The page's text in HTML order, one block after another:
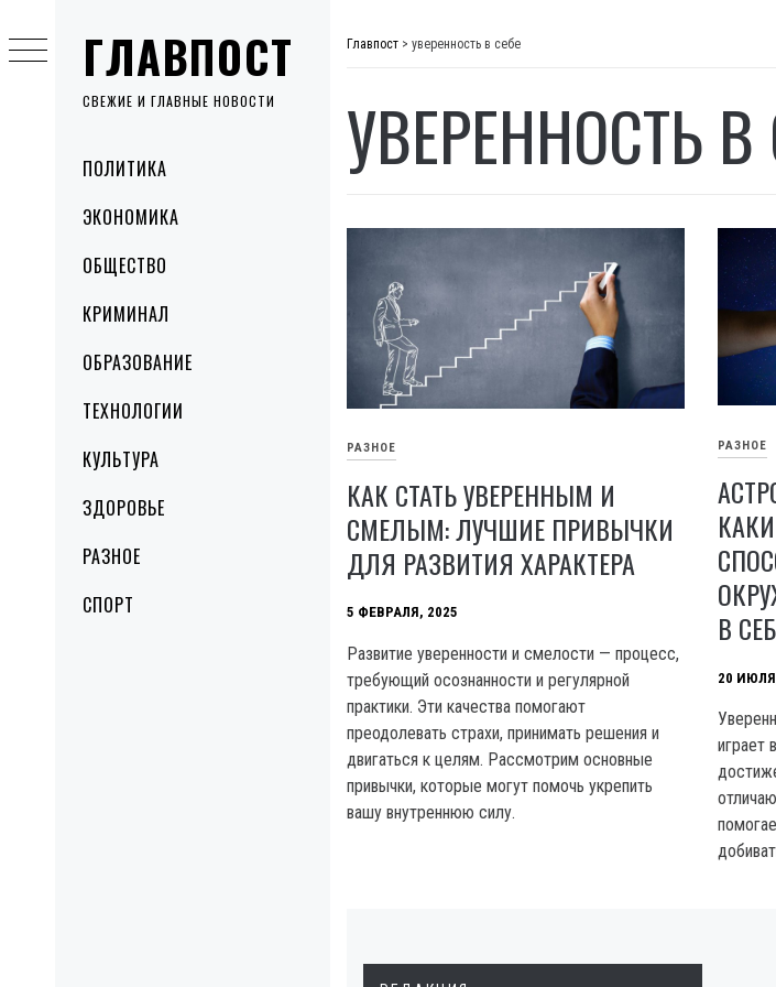
ГЛАВПОСТ
СВЕЖИЕ И ГЛАВНЫЕ НОВОСТИ
MenuПОЛИТИКА
ЭКОНОМИКА
ОБЩЕСТВО
КРИМИНАЛ
ОБРАЗОВАНИЕ
ТЕХНОЛОГИИ
КУЛЬТУРА
ЗДОРОВЬЕ
РАЗНОЕ
СПОРТ
to
content
Главпост > уверенность в себе
УВЕРЕННОСТЬ В
РАЗНОЕ
КАК СТАТЬ УВЕРЕННЫМ И
СМЕЛЫМ: ЛУЧШИЕ ПРИВЫЧКИ
ДЛЯ РАЗВИТИЯ ХАРАКТЕРА
5 ФЕВРАЛЯ, 2025
Развитие уверенности и смелости — процесс,
требующий осознанности и регулярной
практики. Эти качества помогают
преодолевать страхи, принимать решения и
двигаться к целям. Рассмотрим основные
привычки, которые могут помочь укрепить
вашу внутреннюю силу.
РАЗНОЕ
В
20
играет